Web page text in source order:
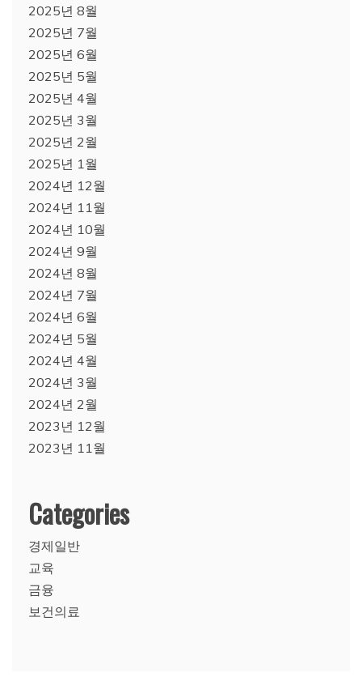
2025년 8월
2025년 7월
2025년 6월
2025년 5월
2025년 4월
2025년 3월
2025년 2월
2025년 1월
2024년 12월
2024년 11월
2024년 10월
2024년 9월
2024년 8월
2024년 7월
2024년 6월
2024년 5월
2024년 4월
2024년 3월
2024년 2월
2023년 12월
2023년 11월
Categories
경제일반
교육
금융
보건의료